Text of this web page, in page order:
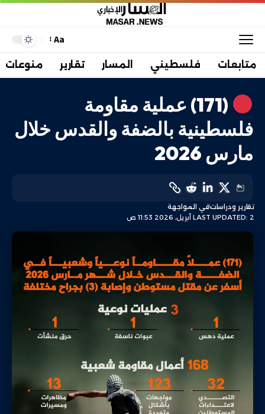
Aa
متابعات فلسطيني المسار تقارير منوعات
(171) عملية مقاومة
فلسطينية بالضفة والقدس خلال
مارس 2026
LAST UPDATED: 2 أبريل، 2026 11:53 ص
تقارير ودراساتفي المواجهة